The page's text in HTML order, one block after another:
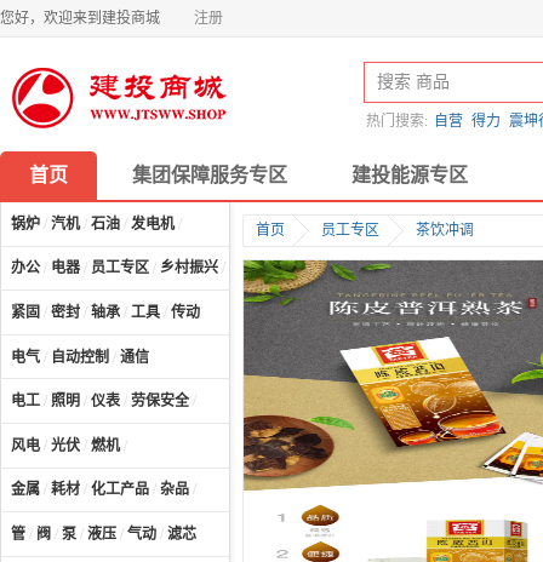
您好，欢迎来到建投商城 注册
热门搜索: 自营 得力 震坤
首页 集团保障服务专区 建投能源专区
锅炉 / 汽机/ 石油 / 发电机/
办公 / 电器 / 员工专区 / 乡村振兴 / 计算机及配件/
紧固 / 密封 / 轴承 / 工具 / 传动
电气 / 自动控制 / 通信
电工 / 照明 / 仪表 / 劳保安全 /
风电 / 光伏 / 燃机/
金属 / 耗材 / 化工产品 / 杂品 /
管 / 阀 / 泵 / 液压 / 气动 / 滤芯
首页 员工专区 茶饮冲调